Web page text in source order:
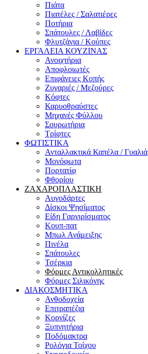
Πιάτα
Πιατέλες / Σαλατιέρες
Ποτήρια
Σπάτουλες / Λαβίδες
Φλυτζάνια / Κούπες
ΕΡΓΑΛΕΙΑ ΚΟΥΖΙΝΑΣ
Ανοιχτήρια
Αποφλοιωτές
Επιφάνειες Κοπής
Ζυγαριές / Μεζούρες
Κόφτες
Καρυοθραύστες
Μηχανές Φύλλου
Σουρωτήρια
Τρίφτες
ΦΩΤΙΣΤΙΚΑ
Ανταλλακτικά Καπέλα / Γυαλιά
Μονόφωτα
Πορτατίφ
Φθορίου
ΖΑΧΑΡΟΠΛΑΣΤΙΚΗ
Αυγοδάρτες
Δίσκοι Ψησίματος
Είδη Γαρνιρίσματος
Κουπ-πατ
Μπωλ Ανάμειξης
Πινέλα
Σπάτουλες
Τσέρκια
Φόρμες Αντικολλητικές
Φόρμες Σιλικόνης
ΔΙΑΚΟΣΜΗΤΙΚΑ
Ανθοδοχεία
Επιτραπέζια
Κορνίζες
Ξυπνητήρια
Ποδόμακτρα
Ρολόγια Τοίχου